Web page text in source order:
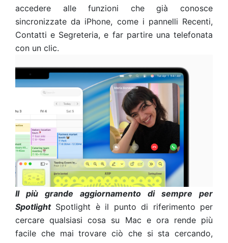
accedere alle funzioni che già conosce
sincronizzate da iPhone, come i pannelli Recenti,
Contatti e Segreteria, e far partire una telefonata
con un clic.
Il più grande aggiornamento di sempre per
SpotlightSpotlight è il punto di riferimento per
cercare qualsiasi cosa su Mac e ora rende più
facile che mai trovare ciò che si sta cercando,